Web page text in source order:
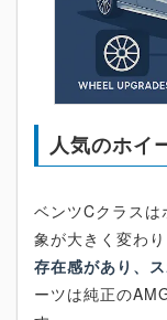
人気のホイ
ベンツCクラス
象が大きく変わり
存在感があり、
ーツは純正の